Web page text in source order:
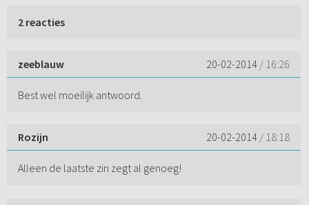
2 reacties
zeeblauw 20-02-2014 / 16:26
Best wel moeilijk antwoord.
Rozijn 20-02-2014 / 18:18
Alleen de laatste zin zegt al genoeg!